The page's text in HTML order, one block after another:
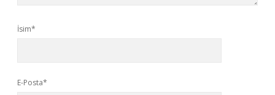
İsim*
E-Posta*